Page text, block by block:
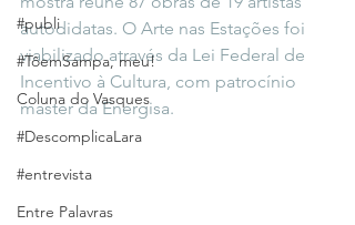
#publi
#TôemSampa, meu!
Coluna do Vasques
#DescomplicaLara
#entrevista
Entre Palavras
autodidatas. O Arte nas Estações foi
viabilizado através da Lei Federal de
Incentivo à Cultura, com patrocínio
master da Energisa.